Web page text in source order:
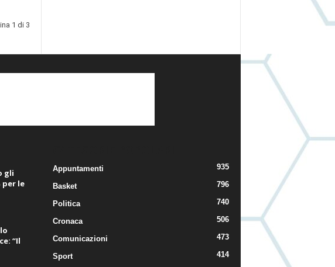
1 di 3
gli
per le
“Il
Appuntamenti 935
Basket 796
Politica 740
Cronaca 506
Comunicazioni 473
Sport 414